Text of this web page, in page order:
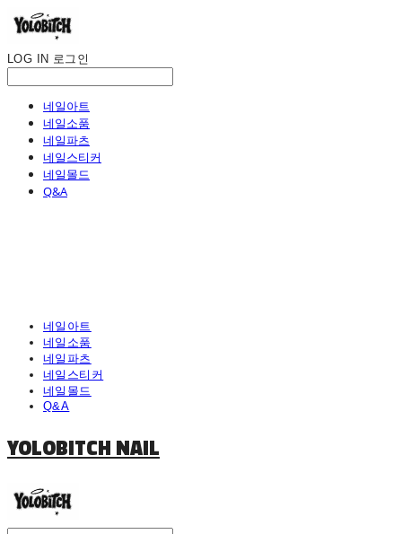
LOG IN 로그인
네일아트
네일소품
네일파츠
네일스티커
네일몰드
Q&A
네일아트
네일소품
네일파츠
네일스티커
네일몰드
Q&A
YOLOBITCH NAIL